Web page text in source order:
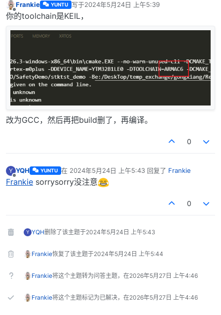
离线
Frankie YUNTU 写于2024年5月24日 上午5:39
最后由 编辑
你的toolchain是KEIL，
改为GCC，然后再把build删了，再编译。
0
Y
离线
YQH YUNTU 在 2024年5月24日 上午5:43回复了 Frankie
最后由 编辑
Frankie sorrysorry没注意
0
Y YQH删除了该主题于2024年5月24日 上午5:43
Frankie恢复了该主题于2024年5月24日 上午5:44
Frankie将这个主题转为问答主题，在2026年5月27日 上午4:46
Frankie将这个主题标记为已解决，在2026年5月27日 上午4:46